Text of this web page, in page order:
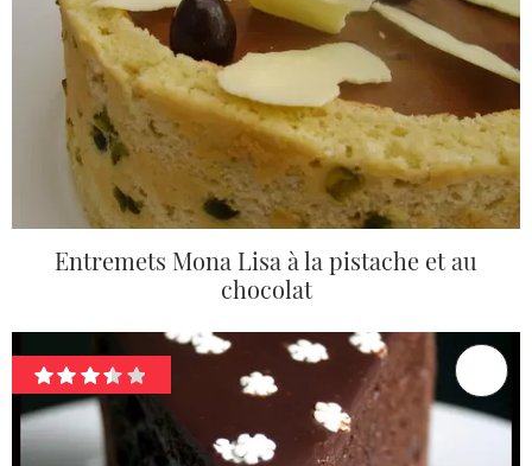
Entremets Mona Lisa à la pistache et au
chocolat